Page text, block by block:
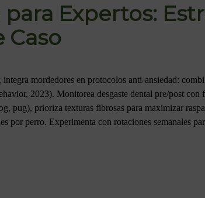
Expertos:
Caso
integra mordedores en protocolos anti-ansiedad:
2023). Monitorea desgaste dental pre/post con
pug), prioriza texturas fibrosas para maximizar
por perro. Experimenta con rotaciones semanales